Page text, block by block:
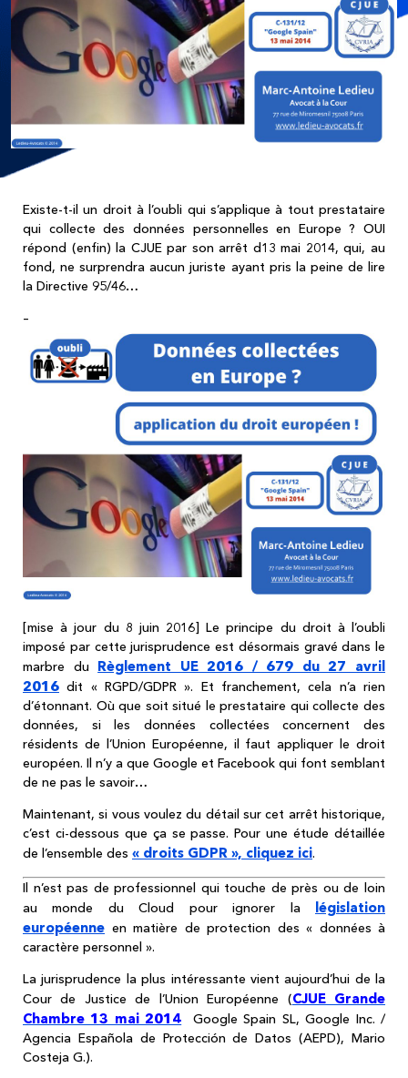
Existe-t-il un droit à l’oubli qui s’applique à tout prestataire
qui collecte des données personnelles en Europe ? OUI
répond (enfin) la CJUE par son arrêt d13 mai 2014, qui, au
fond, ne surprendra aucun juriste ayant pris la peine de lire
la Directive 95/46…
–
[mise à jour du 8 juin 2016] Le principe du droit à l’oubli
imposé par cette jurisprudence est désormais gravé dans le
marbre du Règlement UE 2016 / 679 du 27 avril
2016 dit « RGPD/GDPR ». Et franchement, cela n’a rien
d’étonnant. Où que soit situé le prestataire qui collecte des
données, si les données collectées concernent des
résidents de l’Union Européenne, il faut appliquer le droit
européen. Il n’y a que Google et Facebook qui font semblant
de ne pas le savoir…
Maintenant, si vous voulez du détail sur cet arrêt historique,
c’est ci-dessous que ça se passe. Pour une étude détaillée
de l’ensemble des « droits GDPR », cliquez ici.
Il n’est pas de professionnel qui touche de près ou de loin
au monde du Cloud pour ignorer la législation
européenne en matière de protection des « données à
caractère personnel ».
La jurisprudence la plus intéressante vient aujourd’hui de la
Cour de Justice de l’Union Européenne (CJUE Grande
Chambre 13 mai 2014 Google Spain SL, Google Inc. /
Agencia Española de Protección de Datos (AEPD), Mario
Costeja G.).